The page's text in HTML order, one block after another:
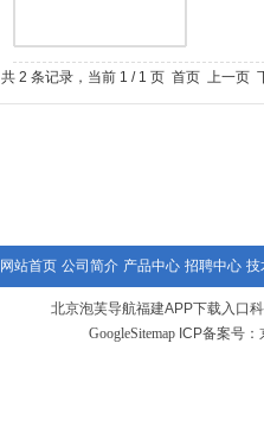
共 2 条记录，当前 1 / 1 页 首页 上一
网站首页 公司简介 产品中心 招聘中心 技
北京泡芙导航福建APP下载入口
GoogleSitemap ICP备案号：